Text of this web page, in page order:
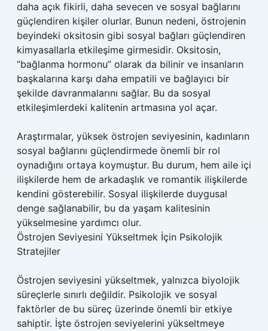
daha açık fikirli, daha sevecen ve sosyal bağlarını
güçlendiren kişiler olurlar. Bunun nedeni, östrojenin
beyindeki oksitosin gibi sosyal bağları güçlendiren
kimyasallarla etkileşime girmesidir. Oksitosin,
“bağlanma hormonu” olarak da bilinir ve insanların
başkalarına karşı daha empatili ve bağlayıcı bir
şekilde davranmalarını sağlar. Bu da sosyal
etkileşimlerdeki kalitenin artmasına yol açar.
Araştırmalar, yüksek östrojen seviyesinin, kadınların
sosyal bağlarını güçlendirmede önemli bir rol
oynadığını ortaya koymuştur. Bu durum, hem aile içi
ilişkilerde hem de arkadaşlık ve romantik ilişkilerde
kendini gösterebilir. Sosyal ilişkilerde duygusal
denge sağlanabilir, bu da yaşam kalitesinin
yükselmesine yardımcı olur.
Östrojen Seviyesini Yükseltmek İçin Psikolojik
Stratejiler
Östrojen seviyesini yükseltmek, yalnızca biyolojik
süreçlerle sınırlı değildir. Psikolojik ve sosyal
faktörler de bu süreç üzerinde önemli bir etkiye
sahiptir. İşte östrojen seviyelerini yükseltmeye